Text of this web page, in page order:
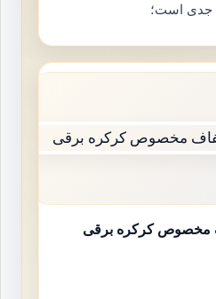
جدی است؛
مخصوص کرکره برقی